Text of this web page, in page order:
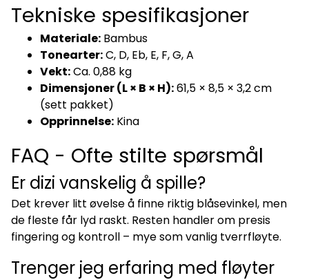
Tekniske spesifikasjoner
Materiale: Bambus
Tonearter:C, D, Eb, E, F, G, A
Vekt:Ca. 0,88 kg
Dimensjoner (L × B × H):61,5 × 8,5 × 3,2 cm
(sett pakket)
Opprinnelse: Kina
FAQ - Ofte stilte spørsmål
Er dizi vanskelig å spille?
Det krever litt øvelse å finne riktig blåsevinkel, men
de fleste får lyd raskt. Resten handler om presis
fingering og kontroll – mye som vanlig tverrfløyte.
Trenger jeg erfaring med fløyter